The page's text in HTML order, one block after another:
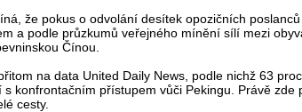
že pokus o odvolání desítek opozičních
a podle průzkumů veřejného mínění sílí mezi
Čínou.
na data United Daily News, podle nichž 63
s konfrontačním přístupem vůči Pekingu. Právě zde
cesty.